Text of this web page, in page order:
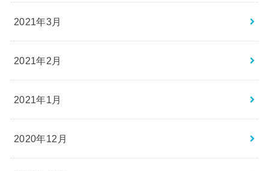
2021年3月
2021年2月
2021年1月
2020年12月